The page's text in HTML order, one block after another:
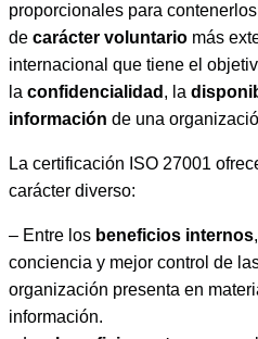
proporcionales para
de carácter voluntario más
internacional que tiene el
la confidencialidad , la
información de una
La certificación ISO 27001
carácter diverso:
– Entre los beneficios internos
conciencia y mejor control de
organización presenta en
información.